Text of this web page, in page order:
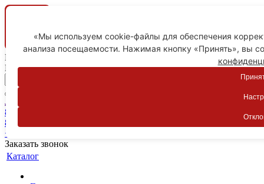
Ваш город
Пятигорск
Личный кабинет
8-800-775-59-89
8-800-775-59-89
+7 918 754-83-77
Заказать звонок
Каталог
«Мы используем cookie-файлы для обеспечения
анализа посещаемости. Нажимая кнопку «Принять», вы